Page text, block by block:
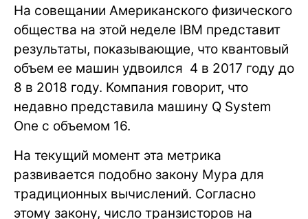
На совещании Американского физического
общества на этой неделе IBM представит
результаты, показывающие, что квантовый
объем ее машин удвоился 4 в 2017 году до
8 в 2018 году. Компания говорит, что
недавно представила машину Q System
One с объемом 16.
На текущий момент эта метрика
развивается подобно закону Мура для
традиционных вычислений. Согласно
этому закону, число транзисторов на